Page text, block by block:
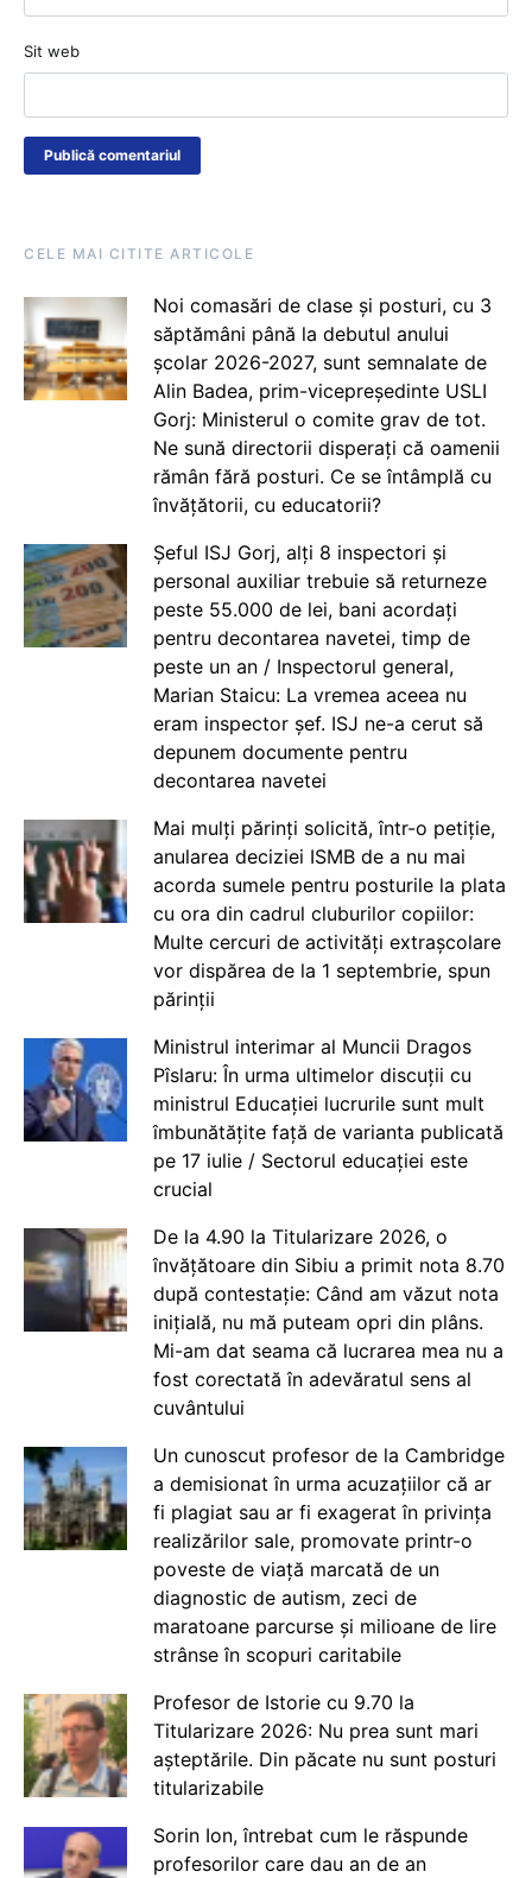
Sit web
CELE MAI CITITE ARTICOLE
Noi comasări de clase și posturi, cu 3
săptămâni până la debutul anului
școlar 2026-2027, sunt semnalate de
Alin Badea, prim-vicepreședinte USLI
Gorj: Ministerul o comite grav de tot.
Ne sună directorii disperați că oamenii
rămân fără posturi. Ce se întâmplă cu
învățătorii, cu educatorii?
Șeful ISJ Gorj, alți 8 inspectori și
personal auxiliar trebuie să returneze
peste 55.000 de lei, bani acordați
pentru decontarea navetei, timp de
peste un an / Inspectorul general,
Marian Staicu: La vremea aceea nu
eram inspector șef. ISJ ne-a cerut să
depunem documente pentru
decontarea navetei
Mai mulți părinți solicită, într-o petiție,
anularea deciziei ISMB de a nu mai
acorda sumele pentru posturile la plata
cu ora din cadrul cluburilor copiilor:
Multe cercuri de activități extrașcolare
vor dispărea de la 1 septembrie, spun
părinții
Ministrul interimar al Muncii Dragos
Pîslaru: În urma ultimelor discuții cu
ministrul Educației lucrurile sunt mult
îmbunătățite față de varianta publicată
pe 17 iulie / Sectorul educației este
crucial
De la 4.90 la Titularizare 2026, o
învățătoare din Sibiu a primit nota 8.70
după contestație: Când am văzut nota
inițială, nu mă puteam opri din plâns.
Mi-am dat seama că lucrarea mea nu a
fost corectată în adevăratul sens al
cuvântului
Un cunoscut profesor de la Cambridge
a demisionat în urma acuzațiilor că ar
fi plagiat sau ar fi exagerat în privința
realizărilor sale, promovate printr-o
poveste de viață marcată de un
diagnostic de autism, zeci de
maratoane parcurse și milioane de lire
strânse în scopuri caritabile
Profesor de Istorie cu 9.70 la
Titularizare 2026: Nu prea sunt mari
așteptările. Din păcate nu sunt posturi
titularizabile
Sorin Ion, întrebat cum le răspunde
profesorilor care dau an de an